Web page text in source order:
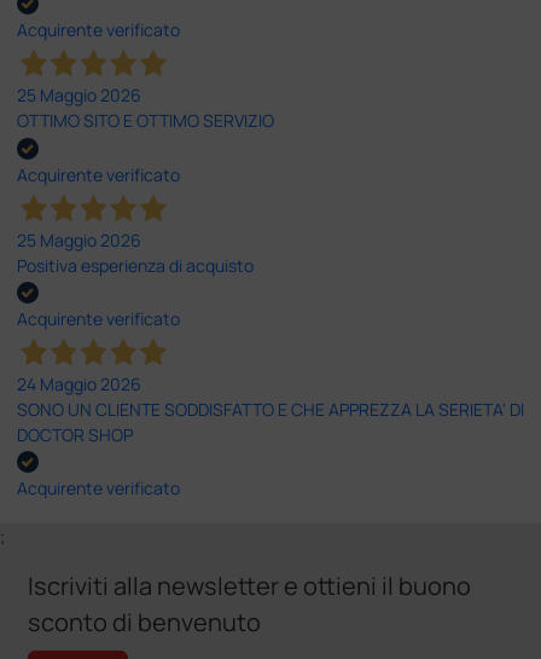
Acquirente verificato
25 Maggio 2026
OTTIMO SITO E OTTIMO SERVIZIO
Acquirente verificato
25 Maggio 2026
Positiva esperienza di acquisto
Acquirente verificato
24 Maggio 2026
SONO UN CLIENTE SODDISFATTO E CHE APPREZZA LA SERIETA' DI
DOCTOR SHOP
Acquirente verificato
;
Iscriviti alla newsletter e ottieni il buono
sconto di benvenuto